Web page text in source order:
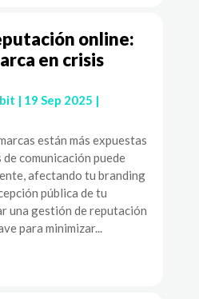
online:
en crisis
| 19 Sep 2025 |
están más expuestas
de comunicación puede
afectando tu branding
pública de tu
una gestión de reputación
para minimizar...